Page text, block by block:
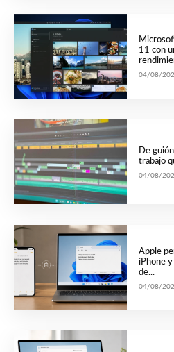
11 con
04/08/
De
trabajo
04/08/
Apple
iPhone
de...
04/08/